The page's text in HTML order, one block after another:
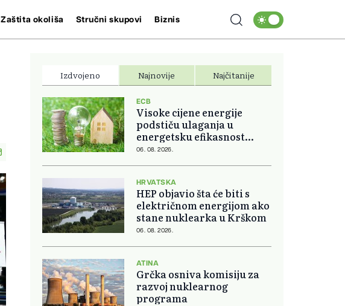
Zaštita okoliša Stručni skupovi Biznis
Izdvojeno Najnovije Najčitanije
ECB
Visoke cijene energije
podstiču ulaganja u
energetsku efikasnost
domova
06. 08. 2026.
HRVATSKA
HEP objavio šta će biti s
električnom energijom ako
stane nuklearka u Krškom
06. 08. 2026.
ATINA
Grčka osniva komisiju za
razvoj nuklearnog
programa